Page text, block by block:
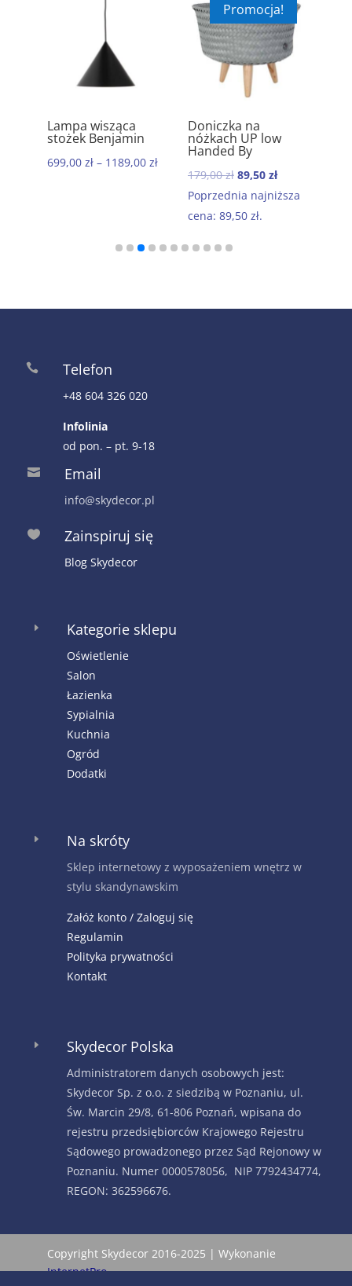
Promocja!
5.00
Doniczka na
nóżkach UP low
Handed By
Aktualna
wynosi:
5.00
Ręcznik
komfortowy
bawełniany 50×90
Morocco
199,00 –679,00
 Telefon
+48 604 326 020
Infolinia
od pon. – pt. 9-18
 Email
info@skydecor.pl
 Zainspiruj się
Blog Skydecor
E Kategorie sklepu
Oświetlenie
Salon
Łazienka
Sypialnia
Kuchnia
Ogród
Dodatki
E Na skróty
Sklep internetowy z wyposażeniem wnętrz w
stylu skandynawskim
Załóż konto / Zaloguj się
Regulamin
Polityka prywatności
Kontakt
E Skydecor Polska
Administratorem danych osobowych jest:
Skydecor Sp. z o.o. z siedzibą w Poznaniu, ul.
Św. Marcin 29/8, 61-806 Poznań, wpisana do
rejestru przedsiębiorców Krajowego Rejestru
Sądowego prowadzonego przez Sąd Rejonowy w
Poznaniu. Numer 0000578056, NIP 7792434774,
REGON: 362596676.
Copyright Skydecor 2016-2025 | Wykonanie
InternetPro